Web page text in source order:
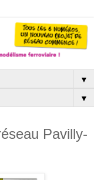
▼
▼
Pavilly-